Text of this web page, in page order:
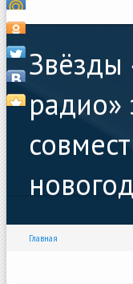
Звёзды
радио»
Главная